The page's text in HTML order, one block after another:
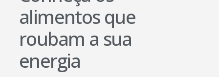
alimentos que
roubam a sua
energia